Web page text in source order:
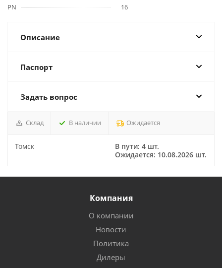
PN
16
Описание
Паспорт
Задать вопрос
Склад В наличии Ожидается
Томск
В пути: 4 шт.
Ожидается: 10.08.2026 шт.
Компания
О компании
Новости
Политика
Дилеры